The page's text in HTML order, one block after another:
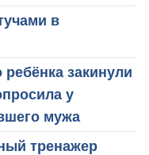
в
закинули
у
мужа
тренажер